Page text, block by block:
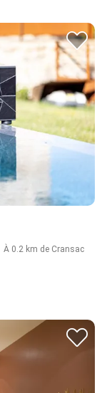
À 0.2 km de Cransac